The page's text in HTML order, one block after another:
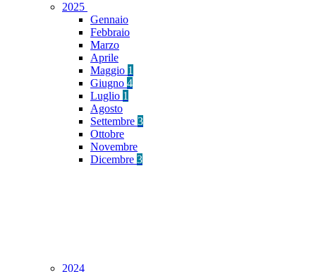
2025
Gennaio
Febbraio
Marzo
Aprile
Maggio 1
Giugno 4
Luglio 1
Agosto
Settembre 3
Ottobre
Novembre
Dicembre 3
2024